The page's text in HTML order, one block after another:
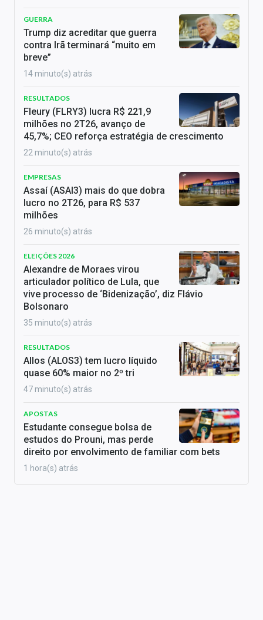
GUERRA
Trump diz acreditar que guerra
contra Irã terminará “muito em
breve”
14 minuto(s) atrás
RESULTADOS
Fleury (FLRY3) lucra R$ 221,9
milhões no 2T26, avanço de
45,7%; CEO reforça estratégia de crescimento
22 minuto(s) atrás
EMPRESAS
Assaí (ASAI3) mais do que dobra
lucro no 2T26, para R$ 537
milhões
26 minuto(s) atrás
ELEIÇÕES 2026
Alexandre de Moraes virou
articulador político de Lula, que
vive processo de ‘Bidenização’, diz Flávio
Bolsonaro
35 minuto(s) atrás
RESULTADOS
Allos (ALOS3) tem lucro líquido
quase 60% maior no 2º tri
47 minuto(s) atrás
APOSTAS
Estudante consegue bolsa de
estudos do Prouni, mas perde
direito por envolvimento de familiar com bets
1 hora(s) atrás